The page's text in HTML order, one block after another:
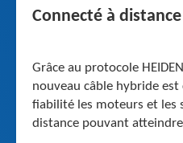
Connecté à distance
Grâce au protocole
nouveau câble hybride
fiabilité les moteurs et les
distance pouvant